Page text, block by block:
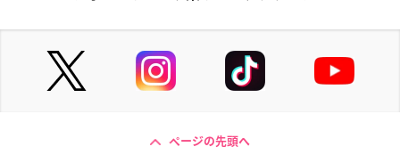
ページの先頭へ